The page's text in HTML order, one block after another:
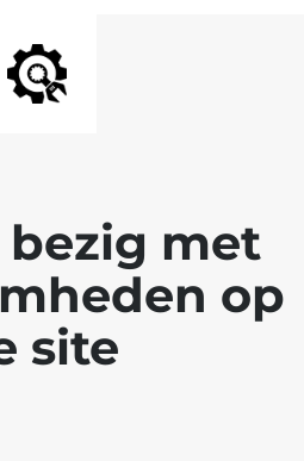
met
op
site